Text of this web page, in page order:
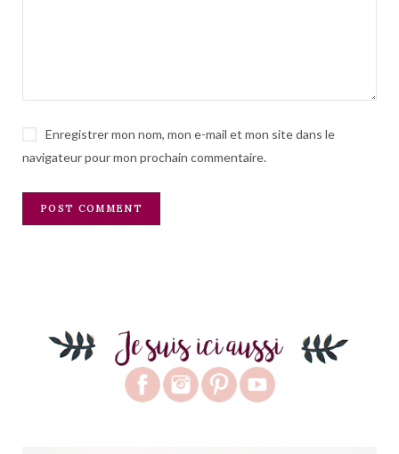
Enregistrer mon nom, mon e-mail et mon site dans le
navigateur pour mon prochain commentaire.